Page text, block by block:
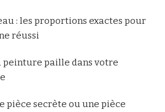
: les proportions exactes pour
réussi
paille dans votre
pièce secrète ou une pièce